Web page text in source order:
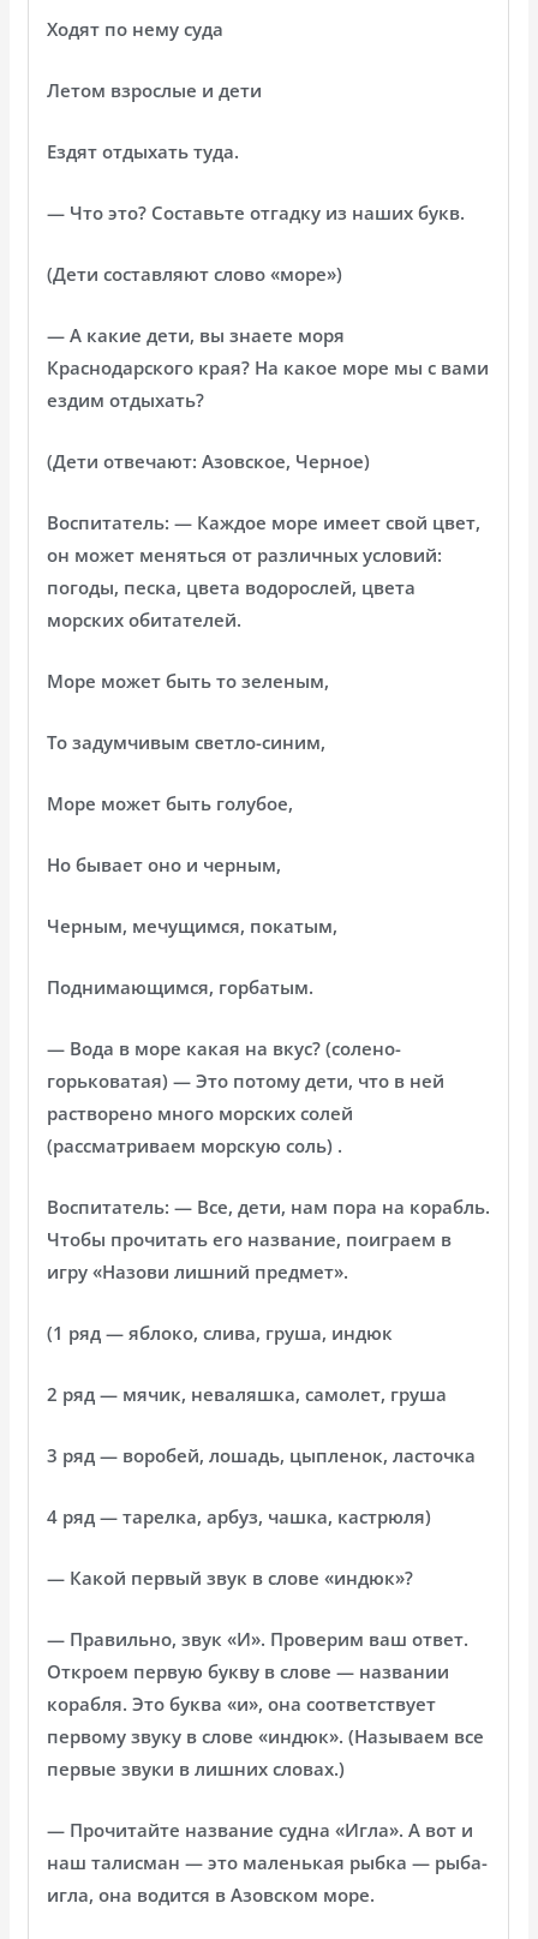
Ходят по нему суда
Летом взрослые и дети
Ездят отдыхать туда.
— Что это? Составьте отгадку из наших букв.
(Дети составляют слово «море»)
— А какие дети, вы знаете моря
Краснодарского края? На какое море мы с вами
ездим отдыхать?
(Дети отвечают: Азовское, Черное)
Воспитатель: — Каждое море имеет свой цвет,
он может меняться от различных условий:
погоды, песка, цвета водорослей, цвета
морских обитателей.
Море может быть то зеленым,
То задумчивым светло-синим,
Море может быть голубое,
Но бывает оно и черным,
Черным, мечущимся, покатым,
Поднимающимся, горбатым.
— Вода в море какая на вкус? (солено-
горьковатая) — Это потому дети, что в ней
растворено много морских солей
(рассматриваем морскую соль) .
Воспитатель: — Все, дети, нам пора на корабль.
Чтобы прочитать его название, поиграем в
игру «Назови лишний предмет».
(1 ряд — яблоко, слива, груша, индюк
2 ряд — мячик, неваляшка, самолет, груша
3 ряд — воробей, лошадь, цыпленок, ласточка
4 ряд — тарелка, арбуз, чашка, кастрюля)
— Какой первый звук в слове «индюк»?
— Правильно, звук «И». Проверим ваш ответ.
Откроем первую букву в слове — названии
корабля. Это буква «и», она соответствует
первому звуку в слове «индюк». (Называем все
первые звуки в лишних словах.)
— Прочитайте название судна «Игла». А вот и
наш талисман — это маленькая рыбка — рыба-
игла, она водится в Азовском море.